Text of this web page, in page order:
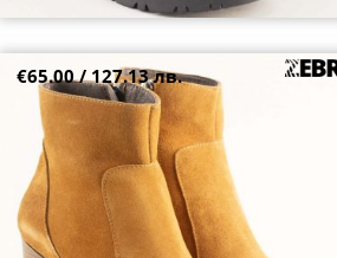
Атрактивни дамски боти в модерен кафяв
цвят от естествен велур mag7020vk
39
€65.00 / 127.13 лв.